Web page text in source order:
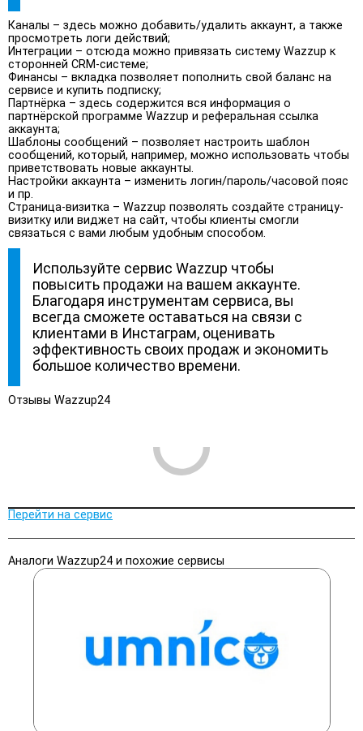
Каналы – здесь можно добавить/удалить аккаунт, а также
просмотреть логи действий;
Интеграции – отсюда можно привязать систему Wazzup к
сторонней CRM-системе;
Финансы – вкладка позволяет пополнить свой баланс на
сервисе и купить подписку;
Партнёрка – здесь содержится вся информация о
партнёрской программе Wazzup и реферальная ссылка
аккаунта;
Шаблоны сообщений – позволяет настроить шаблон
сообщений, который, например, можно использовать чтобы
приветствовать новые аккаунты.
Настройки аккаунта – изменить логин/пароль/часовой пояс
и пр.
Страница-визитка – Wazzup позволять создайте страницу-
визитку или виджет на сайт, чтобы клиенты смогли
связаться с вами любым удобным способом.
Используйте сервис Wazzup чтобы
повысить продажи на вашем аккаунте.
Благодаря инструментам сервиса, вы
всегда сможете оставаться на связи с
клиентами в Инстаграм, оценивать
эффективность своих продаж и экономить
большое количество времени.
Отзывы Wazzup24
Перейти на сервис
Аналоги Wazzup24 и похожие сервисы